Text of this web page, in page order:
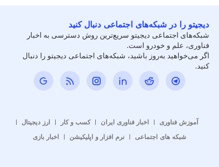
دیجیتو را در شبکه‌های اجتماعی دنبال کنید
شبکه‌های اجتماعی دیجیتو سریع‌ترین روش دسترسی به اخبار
فناوری، علم و خودرو است.
اگر می‌خواهید به‌روز باشید، شبکه‌های اجتماعی دیجیتو را دنبال
کنید.
آموزش فناوری اخبار فناوری ایران کسب و کار
ارز دیجیتال
شبکه های اجتماعی
نرم افزار و اپلیکیشن اخبار بازی